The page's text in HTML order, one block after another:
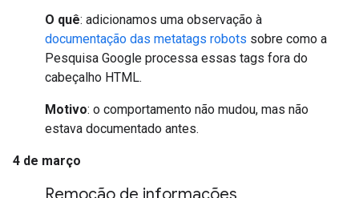
O quê: adicionamos uma observação à
documentação das metatags robots sobre como a
Pesquisa Google processa essas tags fora do
cabeçalho HTML.
Motivo: o comportamento não mudou, mas não
estava documentado antes.
4 de março